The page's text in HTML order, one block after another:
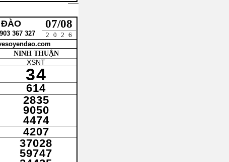
ĐÀO
367 327
07/08
2026
NINH THUẬN
XSNT
34
614
2835
9050
4474
4207
37028
59747